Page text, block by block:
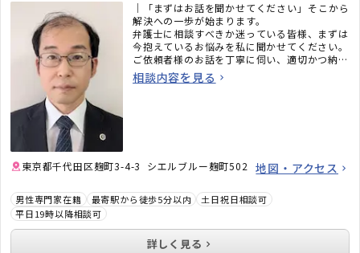
｜「まずはお話を聞かせてください」――そこから
解決への一歩が始まります。
弁護士に相談すべきか迷っている皆様、まずは
今抱えているお悩みを私に聞かせてください。
ご依頼者様のお話を丁寧に伺い、適切かつ納得
できる解決策を一緒に探させていただきます。
「穏やか」と言われることも多い弁護士ですの
相談内容を見る
東京都千代田区麹町3-4-3 シエルブルー麹町502 地図・アクセス
男性専門家在籍 最寄駅から徒歩5分以内
土日祝日相談可
平日19時以降相談可
詳しく見る